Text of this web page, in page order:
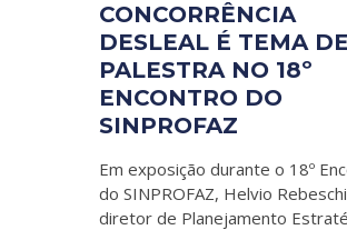
CONCORRÊNCIA
DESLEAL É TEMA DE
PALESTRA NO 18º
ENCONTRO DO
SINPROFAZ
Em exposição durante o 18º
do SINPROFAZ, Helvio
diretor de Planejamento